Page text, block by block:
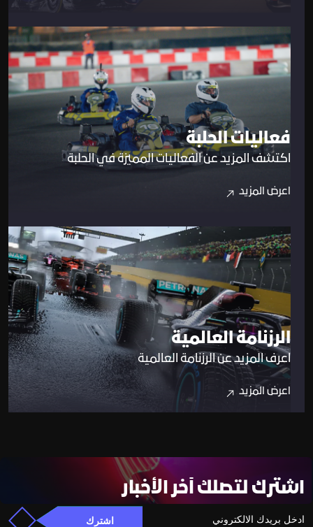
فعاليات الحلبة
اكتشف المزيد عن الفعاليات المميزة في الحلبة
اعرض المزيد
الرزنامة العالمية
اعرف المزيد عن الرزنامة العالمية
اعرض المزيد
اشترك لتصلك آخر الأخبار
Email اشترك